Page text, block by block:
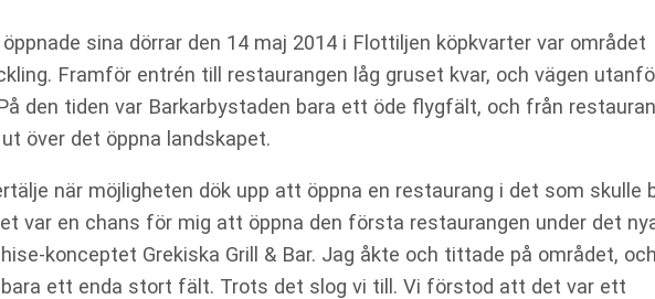
öppnade sina dörrar den 14 maj 2014 i Flottiljen köpkvarter var området
Framför entrén till restaurangen låg gruset kvar, och vägen
den tiden var Barkarbystaden bara ett öde flygfält, och från
över det öppna landskapet.
när möjligheten dök upp att öppna en restaurang i det som skulle
var en chans för mig att öppna den första restaurangen under det
konceptet Grekiska Grill & Bar. Jag åkte och tittade på området, och
ett enda stort fält. Trots det slog vi till. Vi förstod att det var ett